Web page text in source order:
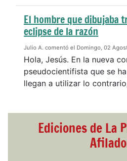
El hombre que dibujaba
eclipse de la razón
Julio A. comentó el Domingo, 02
Hola, Jesús. En la nueva
pseudocientifista que se
llegan a utilizar lo
Ediciones de La